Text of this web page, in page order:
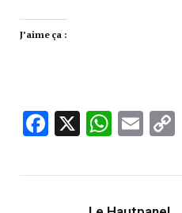
J’aime ça :
Facebook
X